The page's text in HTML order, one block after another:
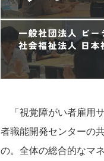
「視覚障がい者雇用
者職能開発センターの
の。全体の総合的なマ